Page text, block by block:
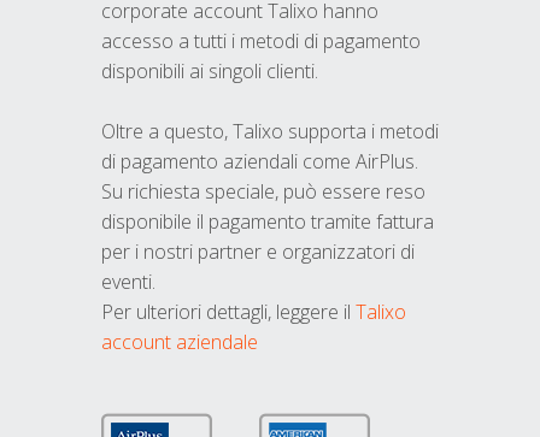
corporate account Talixo hanno
accesso a tutti i metodi di pagamento
disponibili ai singoli clienti.
Oltre a questo, Talixo supporta i metodi
di pagamento aziendali come AirPlus.
Su richiesta speciale, può essere reso
disponibile il pagamento tramite fattura
per i nostri partner e organizzatori di
eventi.
Per ulteriori dettagli, leggere il Talixo
account aziendale